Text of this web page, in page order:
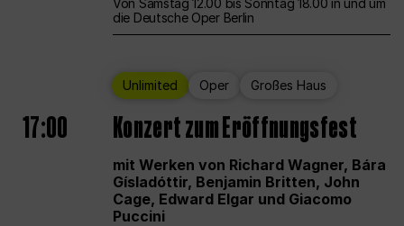
die Deutsche Oper Berlin
Unlimited Oper Großes Haus
17:00 Konzert zum Eröffnungsfest
mit Werken von Richard Wagner, Bára
Gísladóttir, Benjamin Britten, John
Cage, Edward Elgar und Giacomo
Puccini